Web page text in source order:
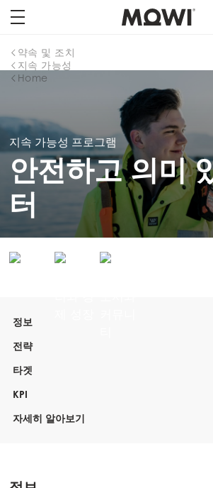
Home
지속 가능성
약속 및 조치
지속 가능성 프로그램
안전하고 의미
터
정보
전략
타겟
KPI
자세히 알아보기